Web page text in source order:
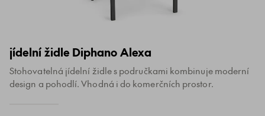
jídelní židle Diphano Alexa
Stohovatelná jídelní židle s područkami kombinuje moderní
design a pohodlí. Vhodná i do komerčních prostor.